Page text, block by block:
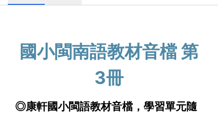
國小閩南語教材音檔 第
3冊
◎康軒國小閩語教材音檔，學習單元隨